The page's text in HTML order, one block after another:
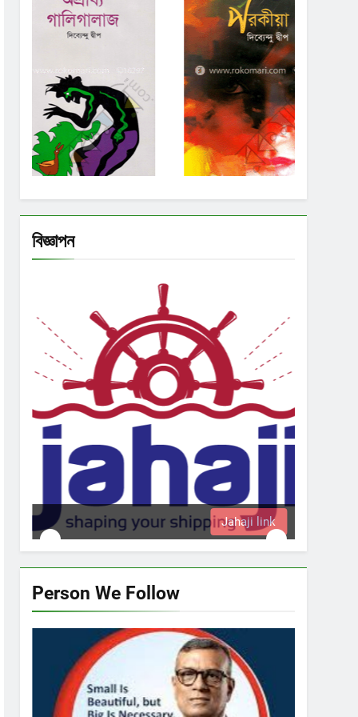
বিজ্ঞাপন
link
Person We Follow